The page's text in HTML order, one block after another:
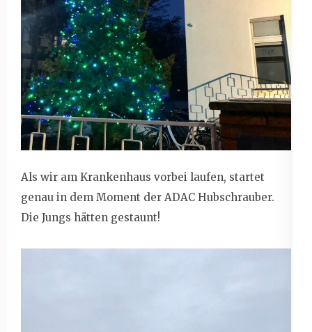
Als wir am Krankenhaus vorbei laufen, startet
genau in dem Moment der ADAC Hubschrauber.
Die Jungs hätten gestaunt!